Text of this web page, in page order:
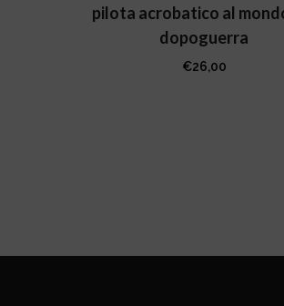
pilota acrobatico al
dopoguerra
€26,00